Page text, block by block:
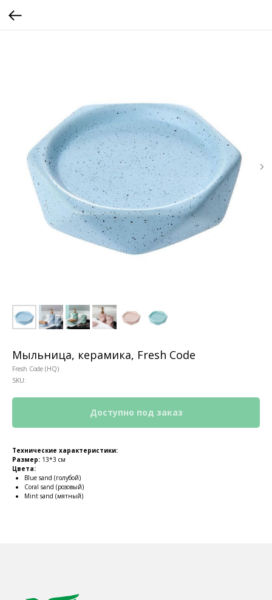
Мыльница, керамика, Fresh Code
Fresh Code (HQ)
SKU:
Технические характеристики:
Размер: 13*3 см
Цвета:
Blue sand (голубой)
Coral sand (розовый)
Mint sand (мятный)
КОНТАКТЫ
Ждём Вас в выставочном зале